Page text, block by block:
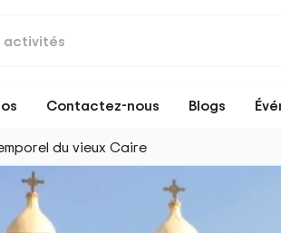
Contactez-nous Blogs
du vieux Caire